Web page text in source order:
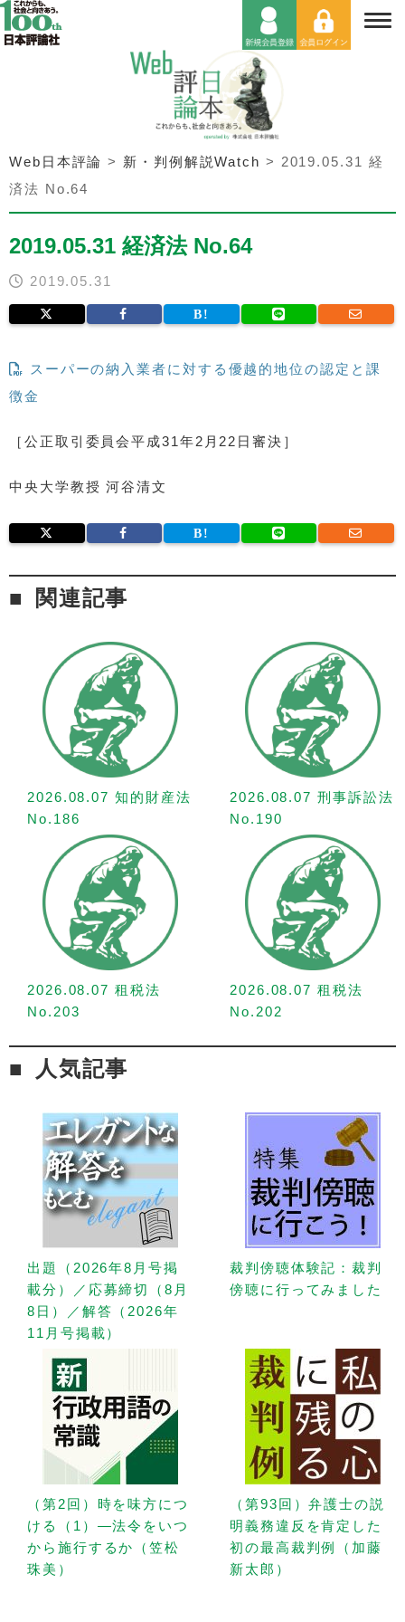
Web日本評論 > 新・判例解説Watch > 2019.05.31 経
済法 No.64
2019.05.31 経済法 No.64
2019.05.31
スーパーの納入業者に対する優越的地位の認定と課
徴金
［公正取引委員会平成31年2月22日審決］
中央大学教授 河谷清文
関連記事
2026.08.07 知的財産法
No.186
2026.08.07 刑事訴訟法
No.190
2026.08.07 租税法
No.203
2026.08.07 租税法
No.202
人気記事
出題（2026年8月号掲
載分）／応募締切（8月
8日）／解答（2026年
11月号掲載）
裁判傍聴体験記：裁判
傍聴に行ってみました
（第2回）時を味方につ
ける（1）—法令をいつ
から施行するか（笠松
珠美）
（第93回）弁護士の説
明義務違反を肯定した
初の最高裁判例（加藤
新太郎）